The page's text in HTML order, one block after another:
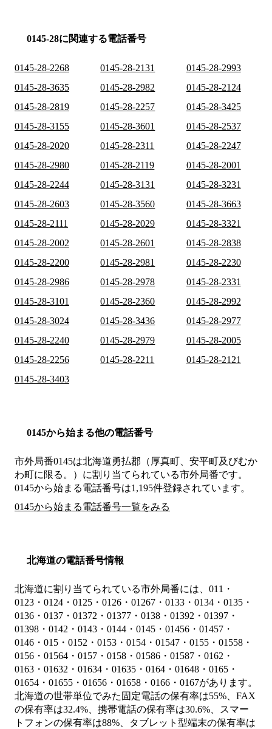
0145-28に関連する電話番号
0145-28-2268 0145-28-2131
0145-28-2993
0145-28-3635
0145-28-2982
0145-28-2124
0145-28-2819
0145-28-2257
0145-28-3425
0145-28-3155
0145-28-3601
0145-28-2537
0145-28-2020
0145-28-2311
0145-28-2247
0145-28-2980
0145-28-2119
0145-28-2001
0145-28-2244
0145-28-3131
0145-28-3231
0145-28-2603
0145-28-3560
0145-28-3663
0145-28-2111
0145-28-2029
0145-28-3321
0145-28-2002
0145-28-2601
0145-28-2838
0145-28-2200
0145-28-2981
0145-28-2230
0145-28-2986
0145-28-2978
0145-28-2331
0145-28-3101
0145-28-2360
0145-28-2992
0145-28-3024
0145-28-3436
0145-28-2977
0145-28-2240
0145-28-2979
0145-28-2005
0145-28-2256
0145-28-2211
0145-28-2121
0145-28-3403
0145から始まる他の電話番号
市外局番0145は北海道勇払郡（厚真町、安平町及びむか
わ町に限る。） に割り当てられている市外局番です。
0145から始まる電話番号は1,195件登録されています。
0145から始まる電話番号一覧をみる
北海道の電話番号情報
北海道に割り当てられている市外局番には、011・
0123・0124・0125・0126・01267・0133・0134・0135・
0136・0137・01372・01377・0138・01392・01397・
01398・0142・0143・0144・0145・01456・01457・
0146・015・0152・0153・0154・01547・0155・01558・
0156・01564・0157・0158・01586・01587・0162・
0163・01632・01634・01635・0164・01648・0165・
01654・01655・01656・01658・0166・0167があります。
北海道の世帯単位でみた固定電話の保有率は55%、FAX
の保有率は32.4%、携帯電話の保有率は30.6%、スマー
トフォンの保有率は88%、タブレット型端末の保有率は